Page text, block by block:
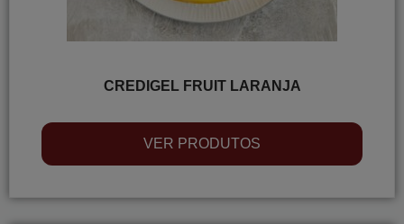
CREDIGEL FRUIT LARANJA
VER PRODUTOS